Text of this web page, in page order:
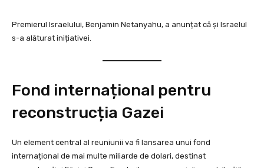
Premierul Israelului, Benjamin Netanyahu, a anunțat că și Israelul
s-a alăturat inițiativei.
Fond internațional pentru
reconstrucția Gazei
Un element central al reuniunii va fi lansarea unui fond
internațional de mai multe miliarde de dolari, destinat